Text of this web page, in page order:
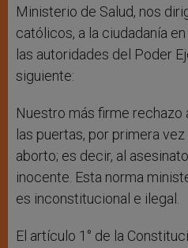
Ministerio de Salud, nos
católicos, a la ciudadanía
las autoridades del Poder
siguiente:
Nuestro más firme rechazo
las puertas, por primera
aborto; es decir, al
inocente. Esta norma
es inconstitucional e ilegal.
El artículo 1° de la